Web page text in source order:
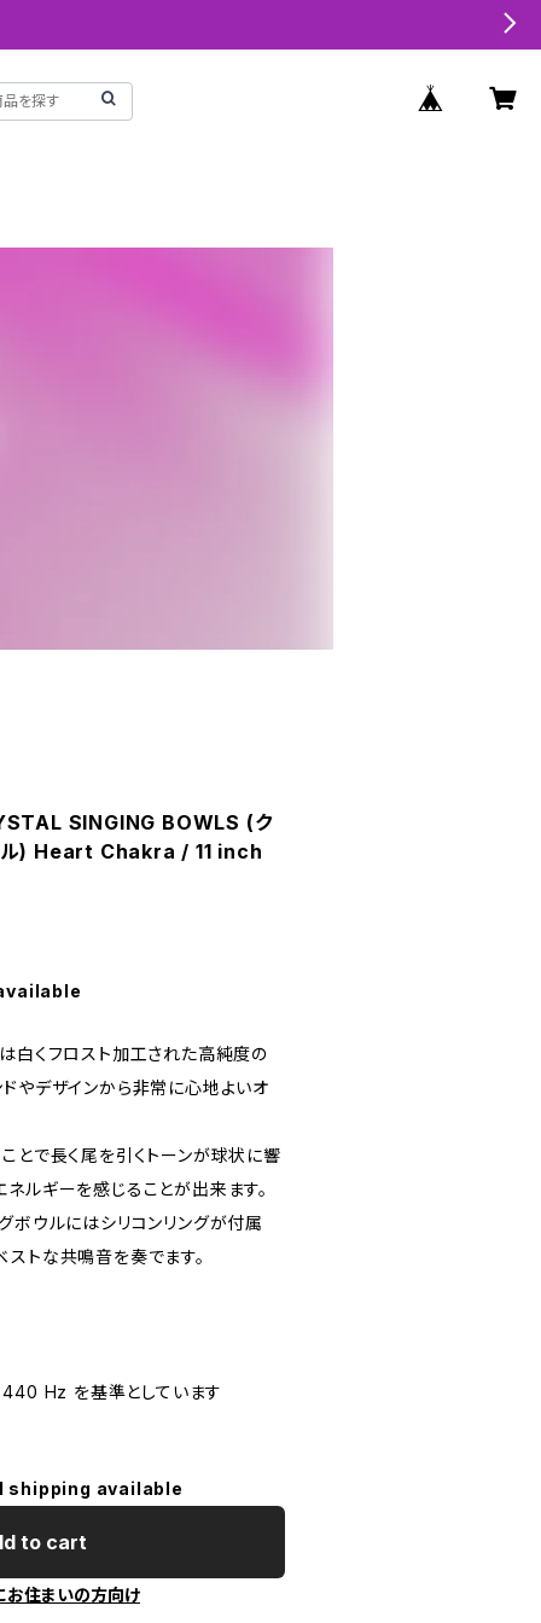
SINGING BOWLS (ク
ル) Heart Chakra / 11 inch
白くフロスト加工された高純度の
やデザインから非常に心地よいオ
とで長く尾を引くトーンが球状に響
ルギーを感じることが出来ます。
ボウルにはシリコンリングが付属
トな共鳴音を奏でます。
Hz を基準としています
shipping available
to cart
お住まいの方向け